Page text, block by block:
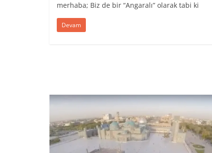
merhaba; Biz de bir “Angaralı” olarak tabi ki
Devam